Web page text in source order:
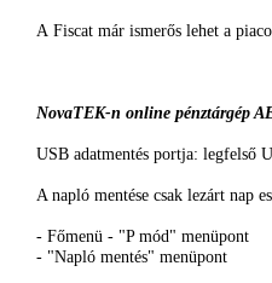
A Fiscat már ismerős lehet a
NovaTEK-n online pénztárgép
USB adatmentés portja: legfelső
A napló mentése csak lezárt nap
- Főmenü - "Pmód" menüpont
- "Napló mentés" menüpont